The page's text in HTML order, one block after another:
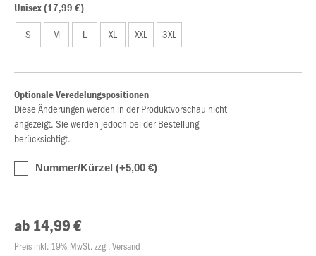
Unisex (17,99 €)
S M L XL XXL 3XL
Optionale Veredelungspositionen
Diese Änderungen werden in der Produktvorschau nicht
angezeigt. Sie werden jedoch bei der Bestellung
berücksichtigt.
Nummer/Kürzel (+5,00 €)
ab 14,99 €
Preis inkl. 19% MwSt. zzgl. Versand